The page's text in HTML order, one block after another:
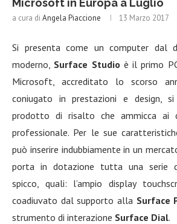
a cura di Angela Piaccione 13 Marzo 2017
Si presenta come un computer dal
moderno, Surface Studio è il primo
Microsoft, accreditato lo scorso
coniugato in prestazioni e design,
prodotto di risalto che ammicca ai
professionale. Per le sue
può inserire indubbiamente in un
porta in dotazione tutta una serie
spicco, quali: l’ampio display
coadiuvato dal supporto alla Surface
strumento di interazione Surface Dial.